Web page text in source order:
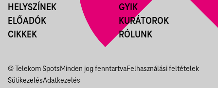
HELYSZÍNEK
ELŐADÓK
CIKKEK
GYIK
KURÁTOROK
RÓLUNK
© Telekom SpotsMinden jog fenntartvaFelhasználási feltételek
SütikezelésAdatkezelés